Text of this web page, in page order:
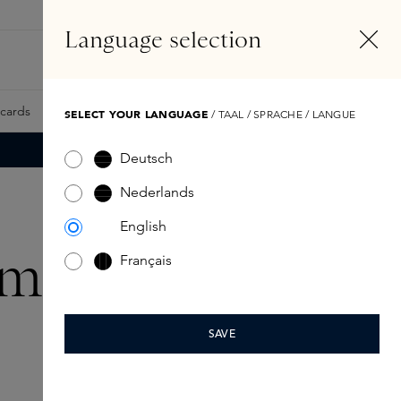
Samples Skins Exclusives Skins Boxen
1
Language selection
SELECT YOUR LANGUAGE / TAAL / SPRACHE / LANGUE
Deutsch
Nederlands
English
Français
SAVE